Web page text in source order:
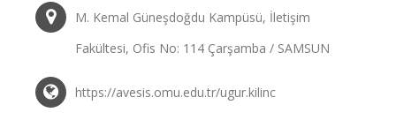
M. Kemal Güneşdoğdu Kampüsü, İletişim
Fakültesi, Ofis No: 114 Çarşamba / SAMSUN
https://avesis.omu.edu.tr/ugur.kilinc